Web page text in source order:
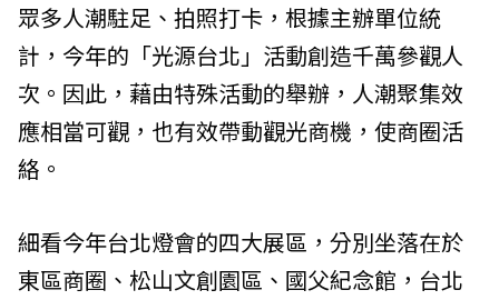
眾多人潮駐足、拍照打卡，根據主辦單位統
計，今年的「光源台北」活動創造千萬參觀人
次。因此，藉由特殊活動的舉辦，人潮聚集效
應相當可觀，也有效帶動觀光商機，使商圈活
絡。
細看今年台北燈會的四大展區，分別坐落在於
東區商圈、松山文創園區、國父紀念館，台北